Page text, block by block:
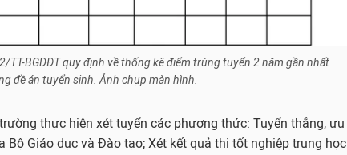
BGDĐT quy định về thống kê điểm trúng tuyển 2 năm gần nhất
đề án tuyển sinh. Ảnh chụp màn hình.
thực hiện xét tuyển các phương thức: Tuyển thẳng, ưu
Bộ Giáo dục và Đào tạo; Xét kết quả thi tốt nghiệp trung học